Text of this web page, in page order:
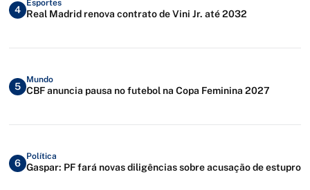
4
Esportes
Real Madrid renova contrato de Vini Jr. até 2032
5
Mundo
CBF anuncia pausa no futebol na Copa Feminina 2027
6
Política
Gaspar: PF fará novas diligências sobre acusação de estupro